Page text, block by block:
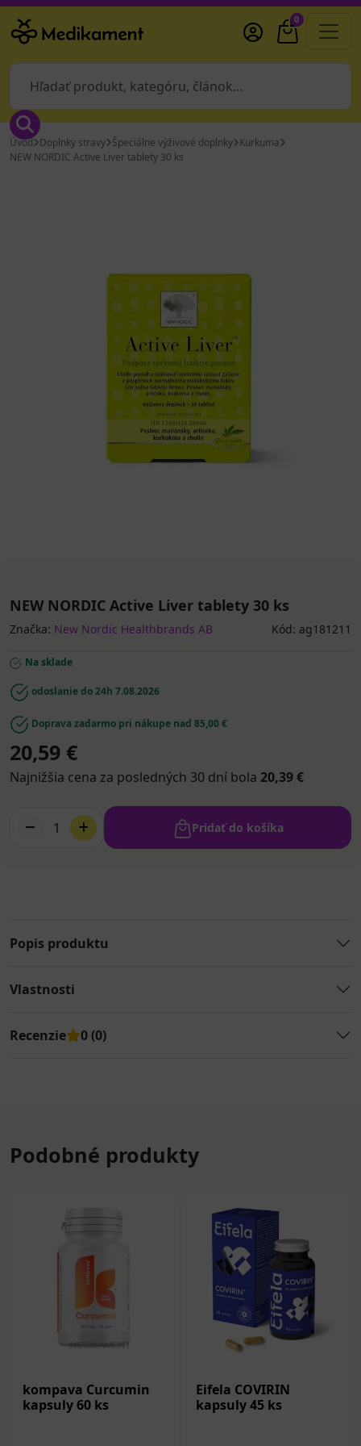
0
Úvod Doplnky stravy Špeciálne výživové doplnky Kurkuma
NEW NORDIC Active Liver tablety 30 ks
NEW NORDIC Active Liver tablety 30 ks
Značka: New Nordic Healthbrands AB Kód: ag181211
Na sklade
odoslanie do 24h 7.08.2026
Doprava zadarmo pri nákupe nad 85,00 €
20,59 €
Najnižšia cena za posledných 30 dní bola 20,39 €
1 Pridať do košíka
Popis produktu
Vlastnosti
Recenzie 0 (0)
Podobné produkty
kompava Curcumin
kapsuly 60 ks
Eifela COVIRIN
kapsuly 45 ks